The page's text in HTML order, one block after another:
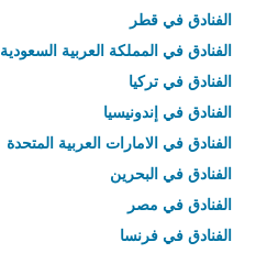
الفنادق في قطر
الفنادق في المملكة العربية السعودية
الفنادق في تركيا
الفنادق في إندونيسيا
الفنادق في الامارات العربية المتحدة
الفنادق في البحرين
الفنادق في مصر
الفنادق في فرنسا